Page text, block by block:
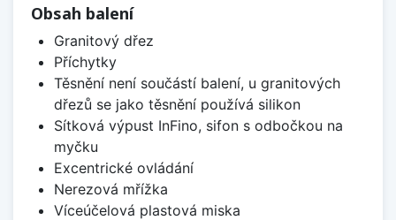
Obsah balení
Granitový dřez
Příchytky
Těsnění není součástí balení, u granitových
dřezů se jako těsnění používá silikon
Sítková výpust InFino, sifon s odbočkou na
myčku
Excentrické ovládání
Nerezová mřížka
Víceúčelová plastová miska